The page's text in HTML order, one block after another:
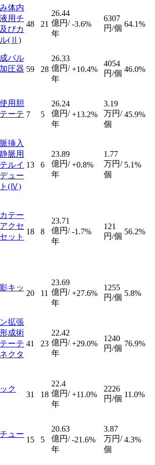
体内
用チ
びカ
(Ⅱ)
48 21
26.44
億円/
年
-3.6%
6307
円/個 64.1%
バル
圧器 59 28
26.33
億円/
年
+10.4%
4054
円/個 46.0%
用胆
ーテ 7 5
26.24
億円/
年
+13.2%
3.19
万円/
個
45.9%
挿入
脈用
ルイ
ュー
(Ⅳ)
13 6
23.89
億円/
年
+0.8%
1.77
万円/
個
5.1%
テー
クセ
ット
18 8
23.71
億円/
年
-1.7%
121
円/個
56.2%
キッ
20 11
23.69
億円/
年
+27.6%
1255
円/個 5.8%
拡張
成術
ーテ
クタ
41 23
22.42
億円/
年
+29.0%
1240
円/個
76.9%
ク
31 18
22.4
億円/
年
+11.0%
2226
円/個 11.0%
ュー
15 5
20.63
億円/
年
-21.6%
3.87
万円/
個
4.3%